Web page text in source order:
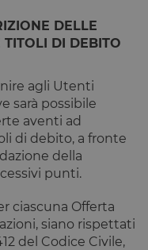
DELLE
DI DEBITO
agli Utenti
sarà possibile
aventi ad
di debito, a fronte
della
punti.
ciascuna Offerta
siano rispettati
del Codice Civile,